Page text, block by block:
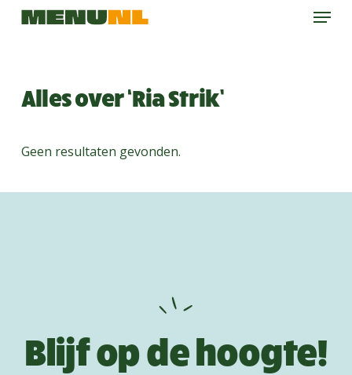
Skip
Menu
Alles over ‘Ria Strik’
Geen resultaten gevonden.
Blijf op de hoogte!